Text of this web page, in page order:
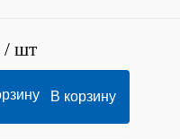
/ шт
В корзину